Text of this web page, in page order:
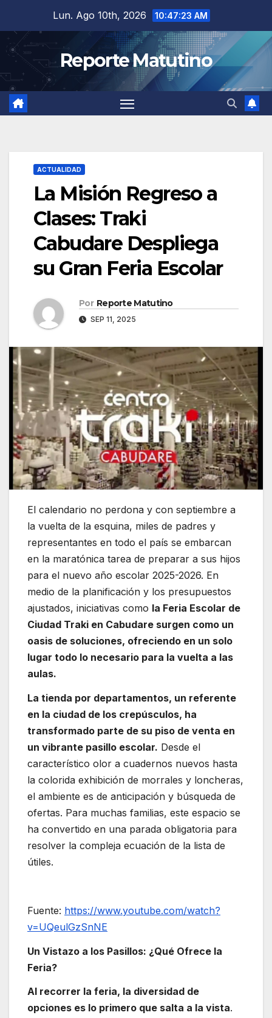
contenido
Lun. Ago 10th, 2026 10:47:24 AM
Reporte Matutino
ACTUALIDAD
La Misión Regreso a
Clases: Traki
Cabudare Despliega
su Gran Feria Escolar
Por Reporte Matutino
SEP 11, 2025
El calendario no perdona y con septiembre a
la vuelta de la esquina, miles de padres y
representantes en todo el país se embarcan
en la maratónica tarea de preparar a sus hijos
para el nuevo año escolar 2025-2026. En
medio de la planificación y los presupuestos
ajustados, iniciativas como la Feria Escolar de
Ciudad Traki en Cabudare surgen como un
oasis de soluciones, ofreciendo en un solo
lugar todo lo necesario para la vuelta a las
aulas.
La tienda por departamentos, un referente
en la ciudad de los crepúsculos, ha
transformado parte de su piso de venta en
un vibrante pasillo escolar. Desde el
característico olor a cuadernos nuevos hasta
la colorida exhibición de morrales y loncheras,
el ambiente es de anticipación y búsqueda de
ofertas. Para muchas familias, este espacio se
ha convertido en una parada obligatoria para
resolver la compleja ecuación de la lista de
útiles.
Fuente: https://www.youtube.com/watch?
v=UQeulGzSnNE
Un Vistazo a los Pasillos: ¿Qué Ofrece la
Feria?
Al recorrer la feria, la diversidad de
opciones es lo primero que salta a la vista.